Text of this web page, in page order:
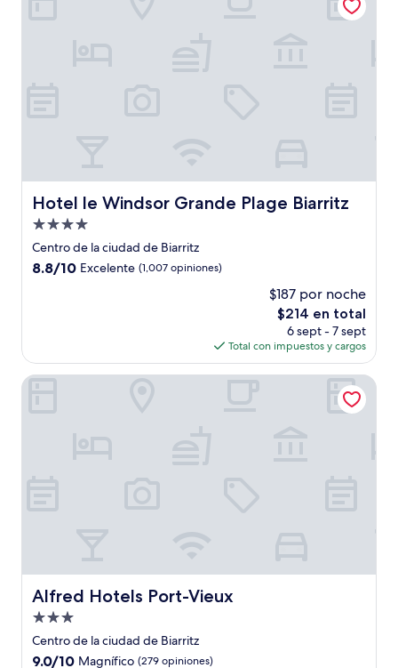
Hotel le Windsor Grande Plage Biarritz
Hotel le Windsor Grande Plage Biarritz
Propiedad
de
4.0
Centro de la ciudad de Biarritz
8.8
8.8/10 Excelente (1,007 opiniones)
$187 por noche
El
precio
actual
es
de
$214 en total
6 sept - 7 sept
Total con impuestos y cargos
Alfred Hotels Port-Vieux
Alfred Hotels Port-Vieux
Propiedad
de
3.0
Centro de la ciudad de Biarritz
9.0
9.0/10 Magnífico (279 opiniones)
Alfred Hotels Port-Vieux